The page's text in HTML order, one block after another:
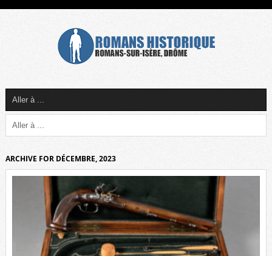
ARCHIVE FOR DÉCEMBRE, 2023